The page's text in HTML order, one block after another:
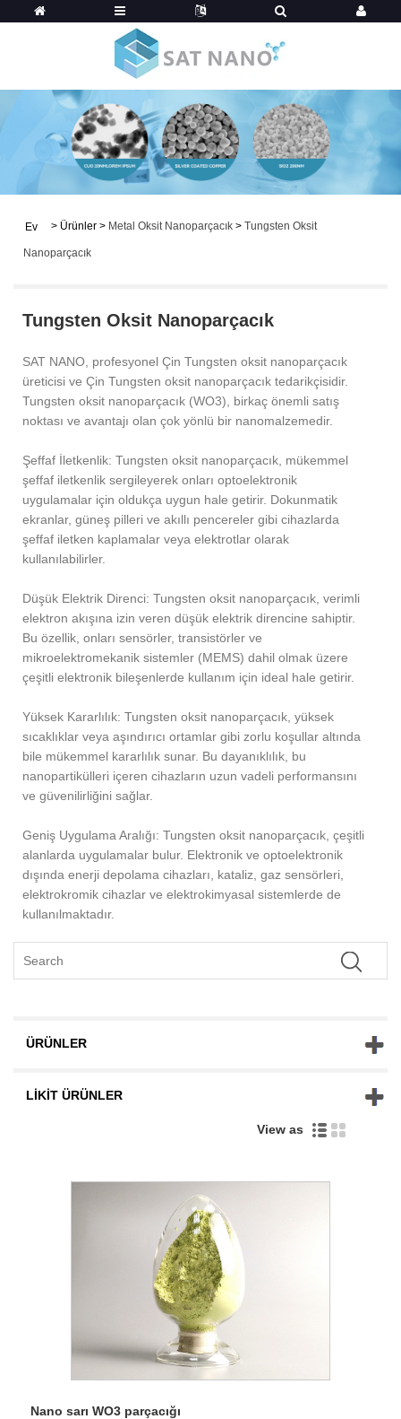
Ev > Ürünler > Metal Oksit Nanoparçacık > Tungsten Oksit
Nanoparçacık
Tungsten Oksit Nanoparçacık
SAT NANO, profesyonel Çin Tungsten oksit nanoparçacık
üreticisi ve Çin Tungsten oksit nanoparçacık tedarikçisidir.
Tungsten oksit nanoparçacık (WO3), birkaç önemli satış
noktası ve avantajı olan çok yönlü bir nanomalzemedir.
Şeffaf İletkenlik: Tungsten oksit nanoparçacık, mükemmel
şeffaf iletkenlik sergileyerek onları optoelektronik
uygulamalar için oldukça uygun hale getirir. Dokunmatik
ekranlar, güneş pilleri ve akıllı pencereler gibi cihazlarda
şeffaf iletken kaplamalar veya elektrotlar olarak
kullanılabilirler.
Düşük Elektrik Direnci: Tungsten oksit nanoparçacık, verimli
elektron akışına izin veren düşük elektrik direncine sahiptir.
Bu özellik, onları sensörler, transistörler ve
mikroelektromekanik sistemler (MEMS) dahil olmak üzere
çeşitli elektronik bileşenlerde kullanım için ideal hale getirir.
Yüksek Kararlılık: Tungsten oksit nanoparçacık, yüksek
sıcaklıklar veya aşındırıcı ortamlar gibi zorlu koşullar altında
bile mükemmel kararlılık sunar. Bu dayanıklılık, bu
nanopartikülleri içeren cihazların uzun vadeli performansını
ve güvenilirliğini sağlar.
Geniş Uygulama Aralığı: Tungsten oksit nanoparçacık, çeşitli
alanlarda uygulamalar bulur. Elektronik ve optoelektronik
dışında enerji depolama cihazları, kataliz, gaz sensörleri,
elektrokromik cihazlar ve elektrokimyasal sistemlerde de
kullanılmaktadır.
ÜRÜNLER
LIKIT ÜRÜNLER
View as
Nano sarı WO3 parçacığı